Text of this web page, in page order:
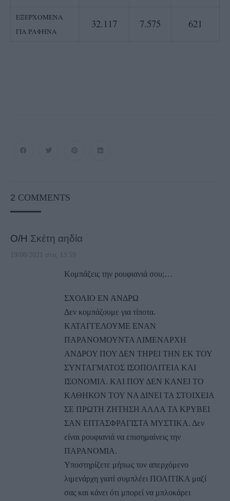
ΕΞΕΡΧΟΜΕΝΑ
ΓΙΑ ΡΑΦΗΝΑ
32.117 7.575 621
2 COMMENTS
Ο/Η Σκέτη αηδία
19/08/2021 στις 13:59
Κομπάζεις την ρουφιανιά σου;…
ΣΧΟΛΙΟ ΕΝ ΑΝΔΡΩ
Δεν κομπάζουμε για τίποτα.
ΚΑΤΑΓΓΕΛΟΥΜΕ ΕΝΑΝ
ΠΑΡΑΝΟΜΟΥΝΤΑ ΛΙΜΕΝΑΡΧΗ
ΑΝΔΡΟΥ ΠΟΥ ΔΕΝ ΤΗΡΕΙ ΤΗΝ ΕΚ ΤΟΥ
ΣΥΝΤΑΓΜΑΤΟΣ ΙΣΟΠΟΛΙΤΕΙΑ ΚΑΙ
ΙΣΟΝΟΜΙΑ. ΚΑΙ ΠΟΥ ΔΕΝ ΚΑΝΕΙ ΤΟ
ΚΑΘΗΚΟΝ ΤΟΥ ΝΑ ΔΙΝΕΙ ΤΑ ΣΤΟΙΧΕΙΑ
ΣΕ ΠΡΩΤΗ ΖΗΤΗΣΗ ΑΛΛΑ ΤΑ ΚΡΥΒΕΙ
ΣΑΝ ΕΠΤΑΣΦΡΑΓΙΣΤΑ ΜΥΣΤΙΚΑ. Δεν
είναι ρουφιανιά να επισημαίνεις την
ΠΑΡΑΝΟΜΙΑ.
Υποστηρίζετε μήπως τον απερχόμενο
λιμενάρχη γιατί συμπλέει ΠΟΛΙΤΙΚΑ μαζί
σας και κάνει ότι μπορεί να μπλοκάρει